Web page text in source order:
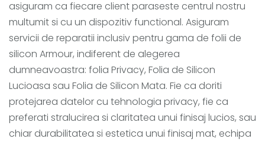
asiguram ca fiecare client paraseste centrul nostru
multumit si cu un dispozitiv functional. Asiguram
servicii de reparatii inclusiv pentru gama de folii de
silicon Armour, indiferent de alegerea
dumneavoastra: folia Privacy, Folia de Silicon
Lucioasa sau Folia de Silicon Mata. Fie ca doriti
protejarea datelor cu tehnologia privacy, fie ca
preferati stralucirea si claritatea unui finisaj lucios, sau
chiar durabilitatea si estetica unui finisaj mat, echipa